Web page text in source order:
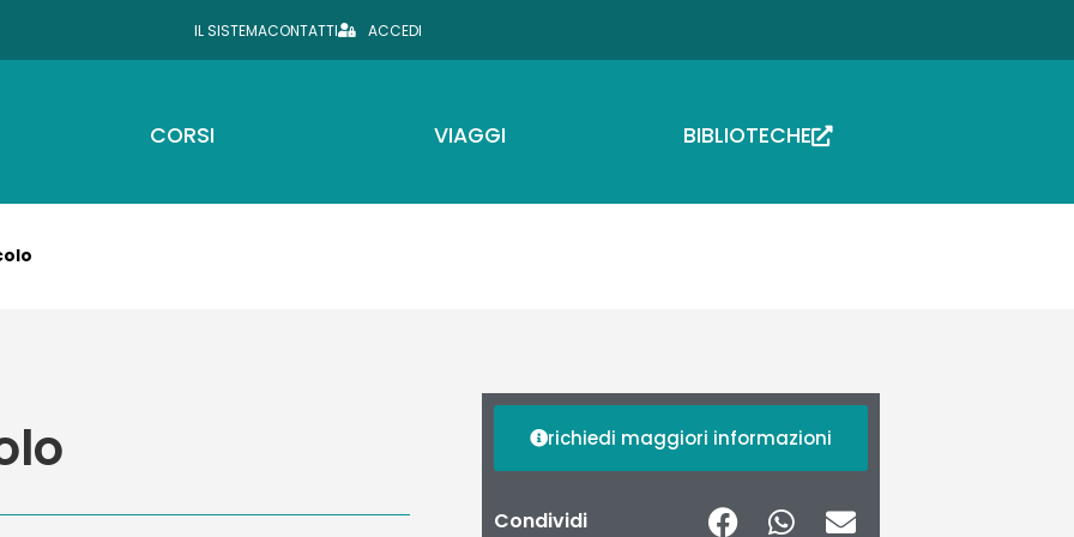
IL SISTEMACONTATTI ACCEDI
CORSI VIAGGI BIBLIOTECHE
richiedi maggiori informazioni
Condividi